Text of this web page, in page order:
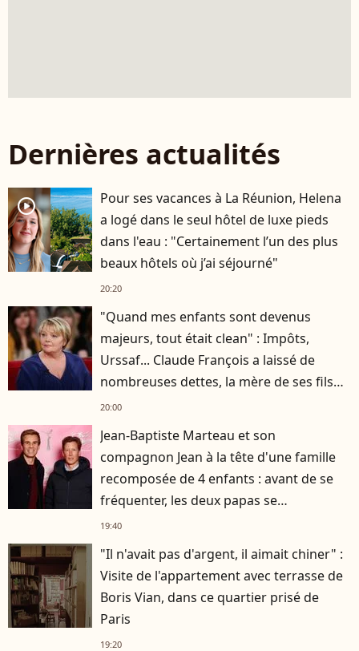
Dernières actualités
player2
Pour ses vacances à La Réunion, Helena
a logé dans le seul hôtel de luxe pieds
dans l'eau : "Certainement l’un des plus
beaux hôtels où j’ai séjourné"
20:20
"Quand mes enfants sont devenus
majeurs, tout était clean" : Impôts,
Urssaf... Claude François a laissé de
nombreuses dettes, la mère de ses fils
s'est occupée de tout
20:00
Jean-Baptiste Marteau et son
compagnon Jean à la tête d'une famille
recomposée de 4 enfants : avant de se
fréquenter, les deux papas se
connaissaient depuis des années
19:40
"Il n'avait pas d'argent, il aimait chiner" :
Visite de l'appartement avec terrasse de
Boris Vian, dans ce quartier prisé de
Paris
19:20